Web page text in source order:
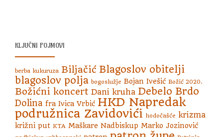
KLJUČNI POJMOVI
berba kukuruza Biljačić Blagoslov obitelji
blagoslov polja bogoslužje Bojan Ivešić Božić 2020.
Božićni koncert Dani kruha Debelo Brdo
Dolina fra Ivica Vrbić HKD Napredak
podružnica Zavidovići hodočašće krizma
križni put KTA Maškare Nadbiskup Marko Jozinović